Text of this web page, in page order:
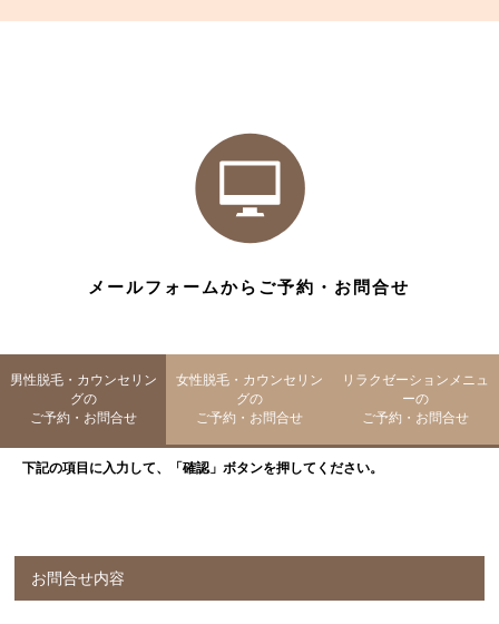
メールフォームからご予約・お問合せ
男性脱毛・カウンセリン
グの
ご予約・お問合せ
女性脱毛・カウンセリン
グの
ご予約・お問合せ
リラクゼーションメニュ
ーの
ご予約・お問合せ
下記の項目に入力して、「確認」ボタンを押してください。
お問合せ内容